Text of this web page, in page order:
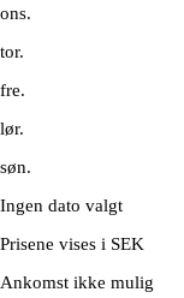
ons.
tor.
fre.
lør.
søn.
Ingen dato valgt
Prisene vises i SEK
Ankomst ikke mulig